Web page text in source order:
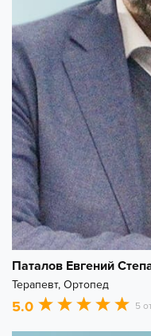
Паталов Евгений
Терапевт, Ортопед
5.0 5